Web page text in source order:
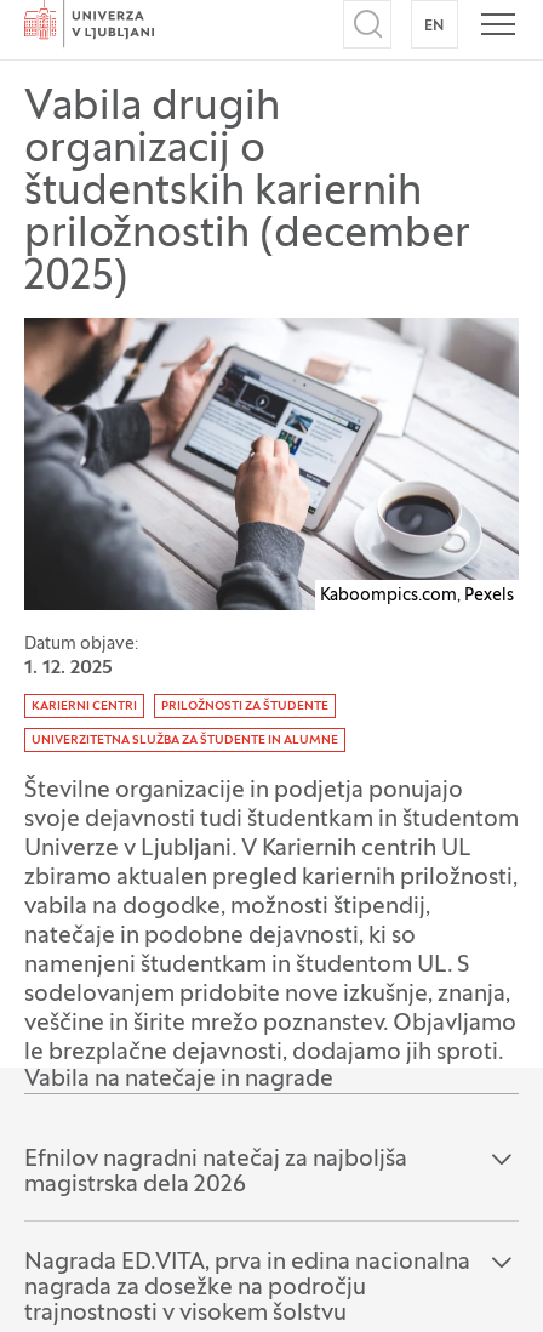
Domov
Odpri iskalnik
EN NA
Vabila drugih
organizacij o
študentskih kariernih
priložnostih (december
2025)
Kaboompics.com, Pexels
Datum objave:
1. 12. 2025
Oznaka:
KARIERNI CENTRI PRILOŽNOSTI ZA ŠTUDENTE
UNIVERZITETNA SLUŽBA ZA ŠTUDENTE IN ALUMNE
Številne organizacije in podjetja ponujajo
svoje dejavnosti tudi študentkam in študentom
Univerze v Ljubljani. V Kariernih centrih UL
zbiramo aktualen pregled kariernih priložnosti,
vabila na dogodke, možnosti štipendij,
natečaje in podobne dejavnosti, ki so
namenjeni študentkam in študentom UL. S
sodelovanjem pridobite nove izkušnje, znanja,
veščine in širite mrežo poznanstev. Objavljamo
le brezplačne dejavnosti, dodajamo jih sproti.
Vabila na natečaje in nagrade
Odpri razdelek:
Zapri razdelek:
Efnilov nagradni natečaj za najboljša
magistrska dela 2026
Odpri razdelek:
Zapri razdelek:
Nagrada ED.VITA, prva in edina nacionalna
nagrada za dosežke na področju
trajnostnosti v visokem šolstvu